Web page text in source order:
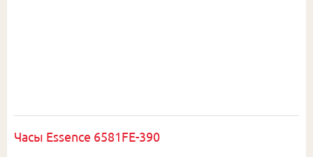
Часы Essence 6581FE-390